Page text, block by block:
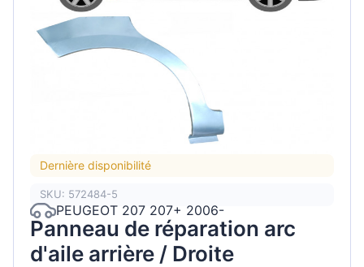
Dernière disponibilité
SKU: 572484-5
PEUGEOT 207 207+ 2006-
Panneau de réparation arc
d'aile arrière / Droite